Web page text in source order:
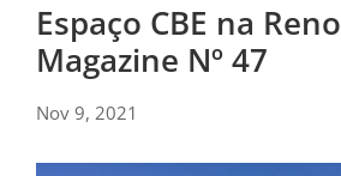
Espaço CBE na
Magazine Nº 47
Nov 9, 2021